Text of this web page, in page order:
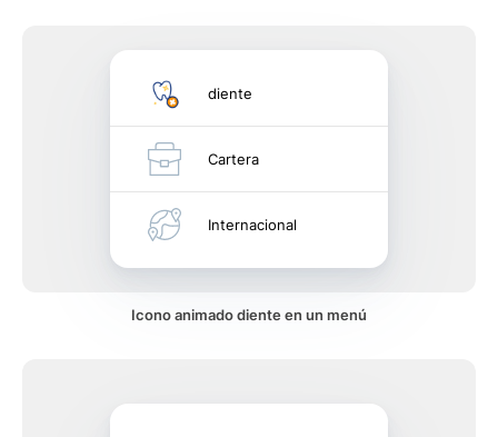
diente
Cartera
Internacional
Icono animado diente en un menú